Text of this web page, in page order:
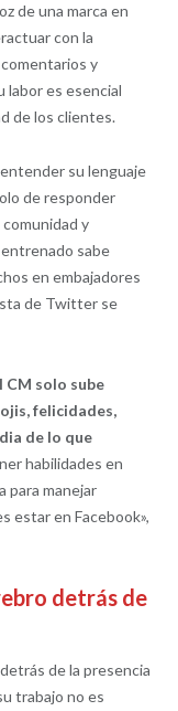
de una marca en
con la
y
labor es esencial
de los clientes.
su lenguaje
de responder
y
sabe
en embajadores
de Twitter se
CM solo sube
felicidades,
de lo que
habilidades en
para manejar
estar en Facebook»,
detrás de
de la presencia
trabajo no es